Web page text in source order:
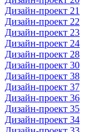
Дизайн-проект 21
Дизайн-проект 22
Дизайн-проект 23
Дизайн-проект 24
Дизайн-проект 28
Дизайн-проект 30
Дизайн-проект 38
Дизайн-проект 37
Дизайн-проект 36
Дизайн-проект 35
Дизайн-проект 34